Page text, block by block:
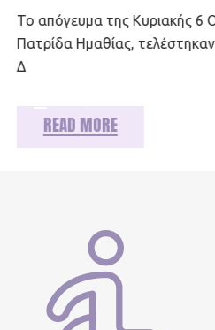
Το απόγευμα της Κυριακής 6
Πατρίδα Ημαθίας,
Δ
READ MORE